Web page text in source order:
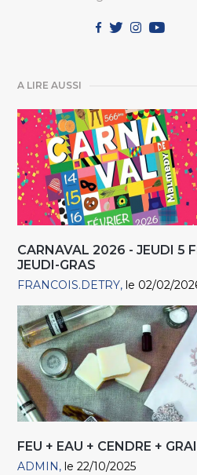
A LIRE AUSSI
CARNAVAL 2026 - JEUDI 5
JEUDI-GRAS
FRANCOIS.DETRY le 02/02/
FEU + EAU + CENDRE +
ADMIN le 22/10/2025